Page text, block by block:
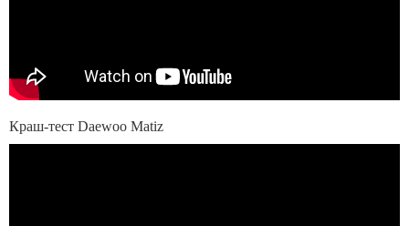
Краш-тест Daewoo Matiz